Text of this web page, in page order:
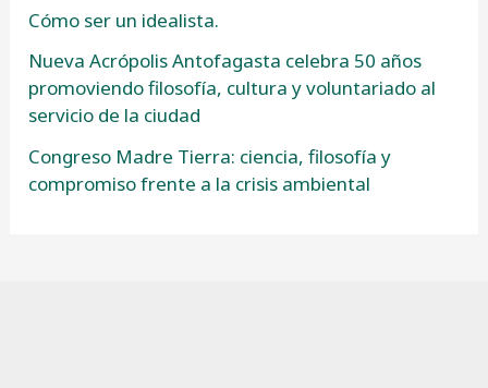
Cómo ser un idealista.
Nueva Acrópolis Antofagasta celebra 50 años
promoviendo filosofía, cultura y voluntariado al
servicio de la ciudad
Congreso Madre Tierra: ciencia, filosofía y
compromiso frente a la crisis ambiental